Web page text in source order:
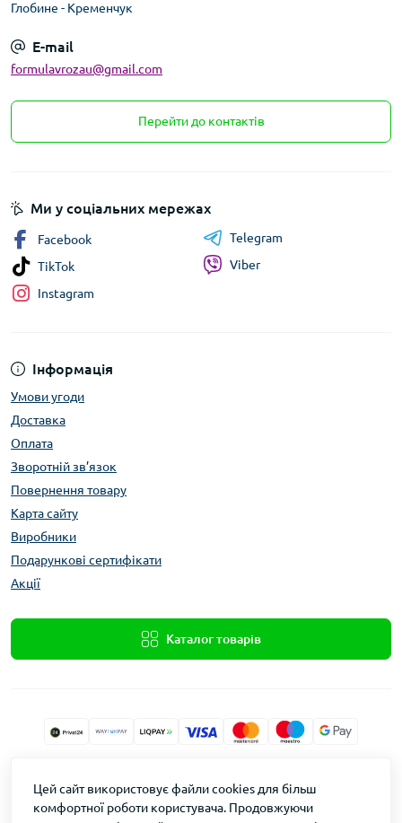
Глобине - Кременчук
E-mail
formulavrozau@gmail.com
Перейти до контактів
Інформація
Умови угоди
Доставка
Оплата
Зворотній зв’язок
Повернення товару
Карта сайту
Виробники
Подарункові сертифікати
Акції
Каталог товарів
Ми у соціальних мережах
Facebook
TikTok
Instagram
Telegram
Viber
Формула Врожаю © 2026
Цей сайт використовує файли cookies для більш
комфортної роботи користувача. Продовжуючи